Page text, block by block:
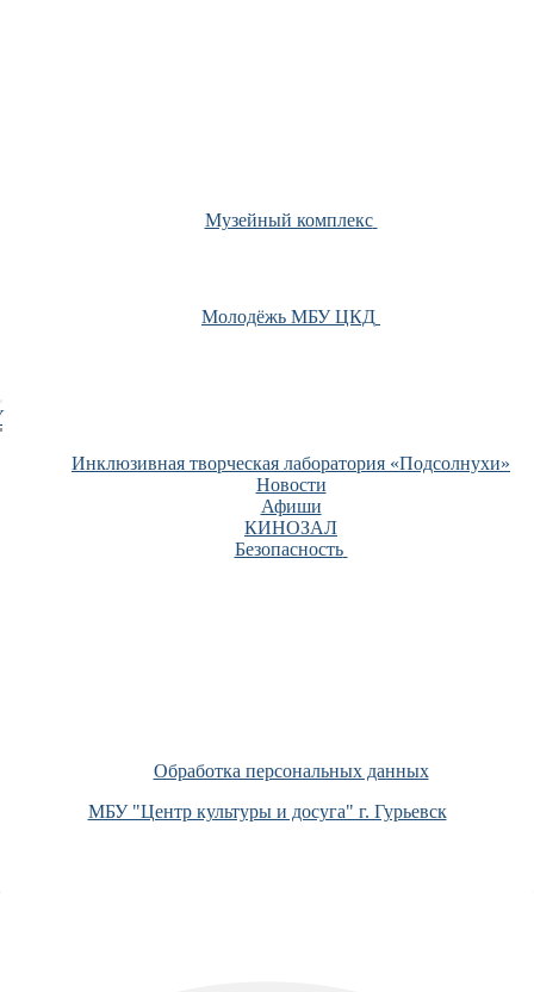
Музейный комплекс
Молодёжь МБУ ЦКД
Инклюзивная творческая лаборатория «Подсолнухи»
Новости
Афиши
КИНОЗАЛ
Безопасность
Обработка персональных данных
МБУ "Центр культуры и досуга" г. Гурьевск